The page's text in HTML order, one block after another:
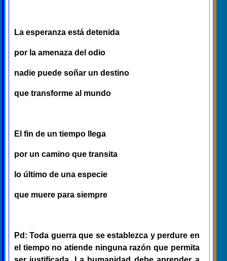
La esperanza está detenida
por la amenaza del odio
nadie puede soñar un destino
que transforme al mundo
El fin de un tiempo llega
por un camino que transita
lo último de una especie
que muere para siempre
Pd: Toda guerra que se establezca y perdure en
el tiempo no atiende ninguna razón que permita